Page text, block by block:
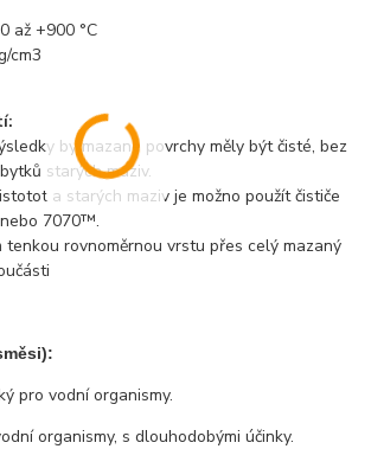
až +900 °C
cm3
by mazané povrchy měly být čisté, bez
starých maziv.
a starých maziv je možno použít čističe
7070™.
tenkou rovnoměrnou vrstu přes celý mazaný
pro vodní organismy.
organismy, s dlouhodobými účinky.